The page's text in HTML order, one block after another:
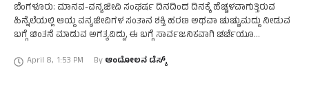
ಬೆಂಗಳೂರು: ಮಾನವ-ವನ್ಯಜೀವಿ ಸಂಘರ್ಷ ದಿನದಿಂದ ದಿನಕ್ಕೆ ಹೆಚ್ಚಳವಾಗುತ್ತಿರುವ
ಹಿನ್ನೆಲೆಯಲ್ಲಿ ಆಯ್ದ ವನ್ಯಜೀವಿಗಳ ಸಂತಾನ ಶಕ್ತಿ ಹರಣ ಅಥವಾ ಚುಚ್ಚುಮದ್ದು ನೀಡುವ
ಬಗ್ಗೆ ಚಿಂತನೆ ಮಾಡುವ ಅಗತ್ಯವಿದ್ದು, ಈ ಬಗ್ಗೆ ಸಾರ್ವಜನಿಕವಾಗಿ ಚರ್ಚೆಯೂ
April 8, 1:53 PM By ಆಂದೋಲನ ಡೆಸ್ಕ್